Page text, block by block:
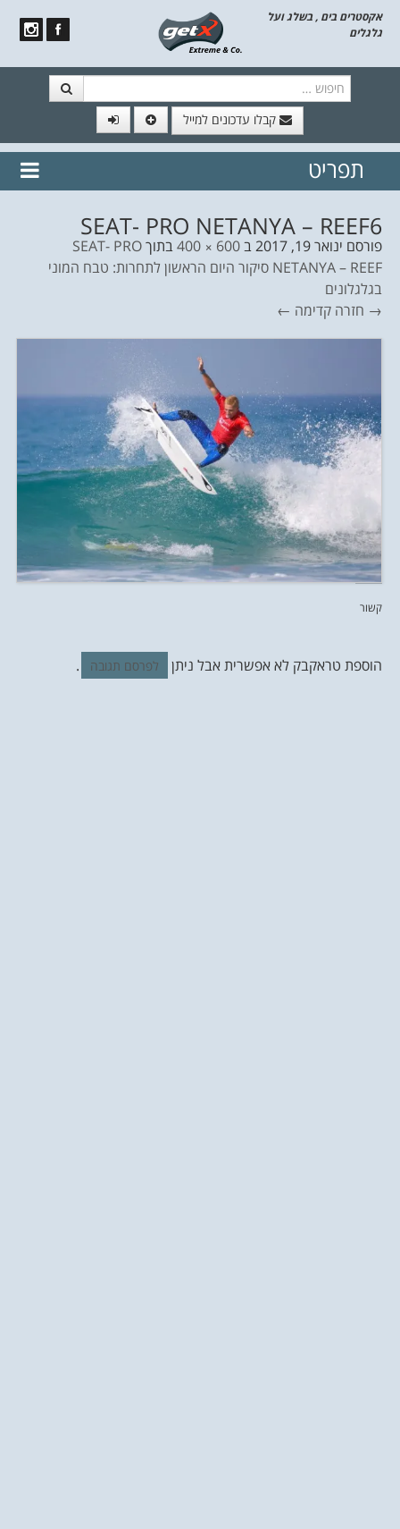
אקסטרים בים , בשלג ועל
גלגלים
קבלו עדכונים למייל
// הצטרף לרשימת תפוצה!
נשמח
תפריט
SEAT- PRO NETANYA – REEF6
פורסם ינואר 19, 2017 ב600 × 400 בתוךSEAT- PRO
NETANYA – REEF סיקור היום הראשון לתחרות: טבח המוני
בגלגלונים
→ חזרה קדימה ←
קשור
הוספת טראקבק לא אפשרית אבל ניתן לפרסם תגובה .